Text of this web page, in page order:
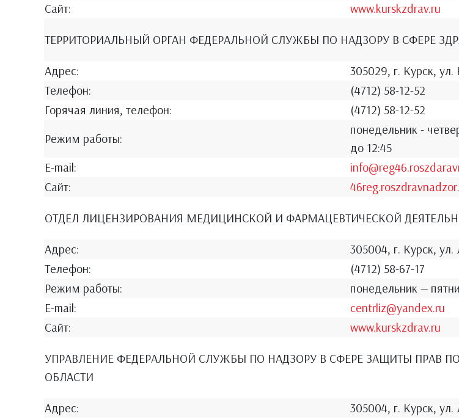
Сайт:
www.kurskzdrav.ru
ТЕРРИТОРИАЛЬНЫЙ ОРГАН ФЕДЕРАЛЬНОЙ СЛУЖБЫ ПО НАДЗОРУ В СФЕРЕ
Адрес:
305029, г. Курск,
Телефон:
(4712) 58-12-52
Горячая линия, телефон:
(4712) 58-12-52
Режим работы:
понедельник -
до 12:45
E-mail:
Сайт:
ОТДЕЛ ЛИЦЕНЗИРОВАНИЯ МЕДИЦИНСКОЙ И ФАРМАЦЕВТИЧЕСКОЙ
Адрес:
305004, г. Курск, ул.
Телефон:
(4712) 58-67-17
Режим работы:
понедельник —
E-mail:
centrliz@yandex.ru
Сайт:
www.kurskzdrav.ru
УПРАВЛЕНИЕ ФЕДЕРАЛЬНОЙ СЛУЖБЫ ПО НАДЗОРУ В СФЕРЕ ЗАЩИТЫ ПРАВ
ОБЛАСТИ
Адрес:
305004, г. Курск,